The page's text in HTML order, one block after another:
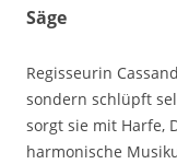
Säge
Regisseurin
sondern schlüpft
sorgt sie mit Harfe,
harmonische